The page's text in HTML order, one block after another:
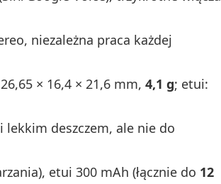
niezależna praca każdej
× 16,4 × 21,6 mm, 4,1 g; etui:
lekkim deszczem, ale nie do
etui 300 mAh (łącznie do 12